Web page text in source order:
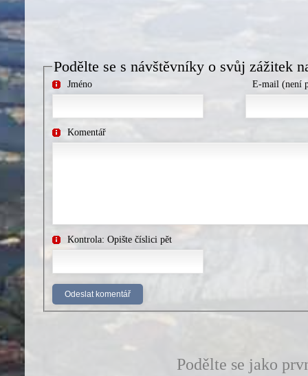
Podělte se s návštěvníky o svůj zážitek
Jméno E-mail (není
Komentář
Kontrola: Opište číslici pět
Podělte se jako